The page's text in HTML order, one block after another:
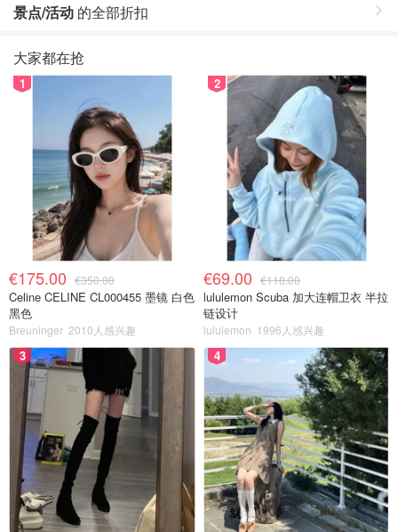
景点/活动 的全部折扣
大家都在抢
1
€175.00 €350.00
Celine CELINE CL000455 墨镜 白色
黑色
Breuninger 2010人感兴趣
2
€69.00 €118.00
lululemon Scuba 加大连帽卫衣 半拉
链设计
lululemon 1996人感兴趣
3 4